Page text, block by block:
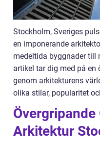
Stockholm, Sveriges
en imponerande
medeltida byggnader till
artikel tar dig med på en
genom arkitekturens
olika stilar, popularitet
Arkitektur